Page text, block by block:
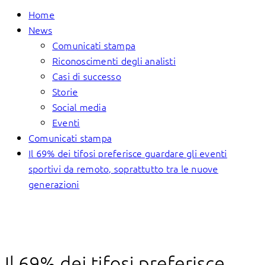
Home
News
Comunicati stampa
Riconoscimenti degli analisti
Casi di successo
Storie
Social media
Eventi
Comunicati stampa
Il 69% dei tifosi preferisce guardare gli eventi
sportivi da remoto, soprattutto tra le nuove
generazioni